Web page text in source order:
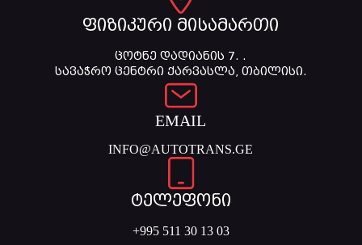
ფიზიკური მისამართი
ცოტნე დადიანის 7. .
სავაჭრო ცენტრი ქარვასლა, თბილისი.
EMAIL
INFO@AUTOTRANS.GE
ტელეფონი
+995 511 30 13 03